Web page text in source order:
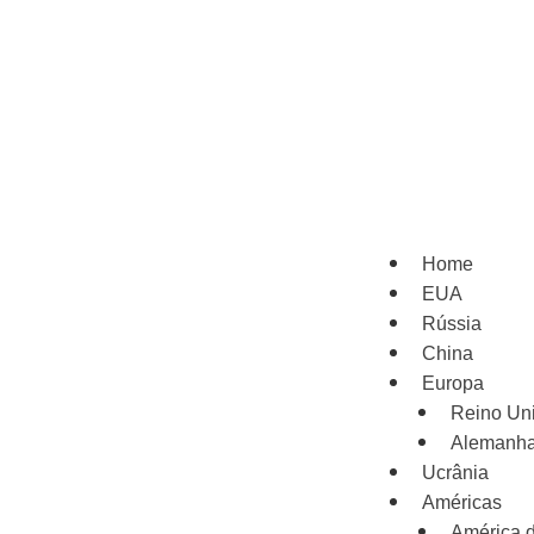
Home
EUA
Rússia
China
Europa
Reino
Ucrânia
Américas